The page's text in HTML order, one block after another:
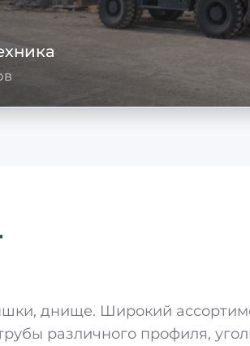
днище. Широкий
различного профиля,